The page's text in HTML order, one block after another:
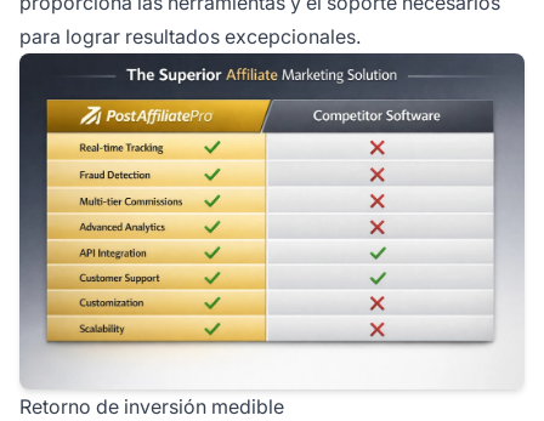
para lograr resultados excepcionales.
Retorno de inversión medible